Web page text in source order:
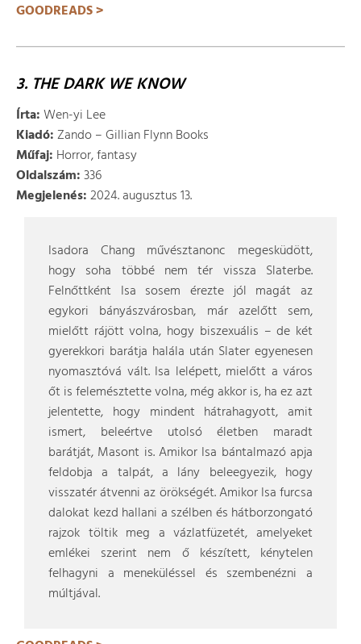
GOODREADS >
3. THE DARK WE KNOW
Írta:Wen-yi Lee
Kiadó:Zando – Gillian Flynn Books
Műfaj: Horror, fantasy
Oldalszám:336
Megjelenés:2024. augusztus 13.
Isadora Chang művésztanonc megesküdött,
hogy soha többé nem tér vissza Slaterbe.
Felnőttként Isa sosem érezte jól magát az
egykori bányászvárosban, már azelőtt sem,
mielőtt rájött volna, hogy biszexuális – de két
gyerekkori barátja halála után Slater egyenesen
nyomasztóvá vált. Isa lelépett, mielőtt a város
őt is felemésztette volna, még akkor is, ha ez azt
jelentette, hogy mindent hátrahagyott, amit
ismert, beleértve utolsó életben maradt
barátját, Masont is. Amikor Isa bántalmazó apja
feldobja a talpát, a lány beleegyezik, hogy
visszatér átvenni az örökségét. Amikor Isa furcsa
dalokat kezd hallani a szélben és hátborzongató
rajzok töltik meg a vázlatfüzetét, amelyeket
emlékei szerint nem ő készített, kénytelen
felhagyni a meneküléssel és szembenézni a
múltjával.